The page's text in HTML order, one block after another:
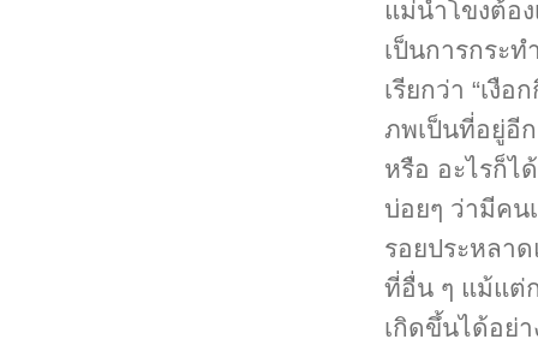
แม่น้ำโขงต้อ
เป็นการกระท
เรียกว่า “เงื
ภพเป็นที่อยู่อี
หรือ อะไรก็ไ
บ่อยๆ ว่ามีคน
รอยประหลา
ที่อื่น ๆ แม้แต่
เกิดขึ้นได้อย่